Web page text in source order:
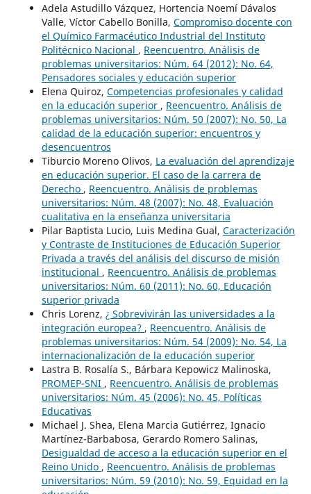
Adela Astudillo Vázquez, Hortencia Noemí Dávalos
Valle, Víctor Cabello Bonilla, Compromiso docente con
el Químico Farmacéutico Industrial del Instituto
Politécnico Nacional , Reencuentro. Análisis de
problemas universitarios: Núm. 64 (2012): No. 64,
Pensadores sociales y educación superior
Elena Quiroz, Competencias profesionales y calidad
en la educación superior , Reencuentro. Análisis de
problemas universitarios: Núm. 50 (2007): No. 50, La
calidad de la educación superior: encuentros y
desencuentros
Tiburcio Moreno Olivos, La evaluación del aprendizaje
en educación superior. El caso de la carrera de
Derecho , Reencuentro. Análisis de problemas
universitarios: Núm. 48 (2007): No. 48, Evaluación
cualitativa en la enseñanza universitaria
Pilar Baptista Lucio, Luis Medina Gual, Caracterización
y Contraste de Instituciones de Educación Superior
Privada a través del análisis del discurso de misión
institucional , Reencuentro. Análisis de problemas
universitarios: Núm. 60 (2011): No. 60, Educación
superior privada
Chris Lorenz, ¿ Sobrevivirán las universidades a la
integración europea? , Reencuentro. Análisis de
problemas universitarios: Núm. 54 (2009): No. 54, La
internacionalización de la educación superior
Lastra B. Rosalía S., Bárbara Kepowicz Malinoska,
PROMEP-SNI , Reencuentro. Análisis de problemas
universitarios: Núm. 45 (2006): No. 45, Políticas
Educativas
Michael J. Shea, Elena Marcia Gutiérrez, Ignacio
Martínez-Barbabosa, Gerardo Romero Salinas,
Desigualdad de acceso a la educación superior en el
Reino Unido , Reencuentro. Análisis de problemas
universitarios: Núm. 59 (2010): No. 59, Equidad en la